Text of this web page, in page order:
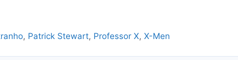
, Patrick Stewart, Professor X,X-Men